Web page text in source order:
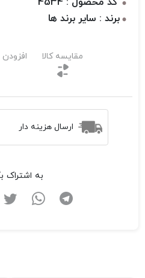
برند : سایر برند ها
مقایسه کالا
ارسال هزینه دار
به اشتراک